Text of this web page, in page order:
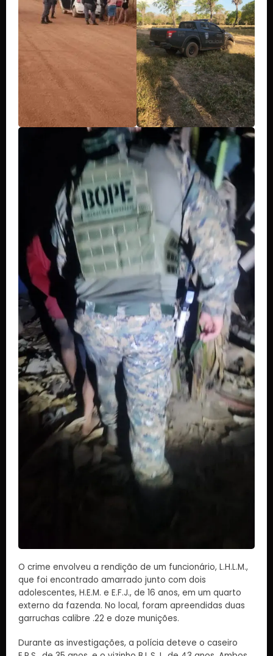
O crime envolveu a rendição de um funcionário, L.H.L.M.,
que foi encontrado amarrado junto com dois
adolescentes, H.E.M. e E.F.J., de 16 anos, em um quarto
externo da fazenda. No local, foram apreendidas duas
garruchas calibre .22 e doze munições.
Durante as investigações, a polícia deteve o caseiro